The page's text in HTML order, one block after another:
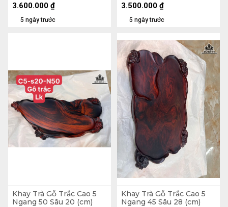
5 ngày trước
3.600.000 ₫
5 ngày trước
3.500.000 ₫
Khay Trà Gỗ Trắc Cao 5
Ngang 50 Sâu 20 (cm)
Khay Trà Gỗ Trắc Cao 5
Ngang 45 Sâu 28 (cm)